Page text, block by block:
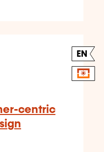
EN
centric